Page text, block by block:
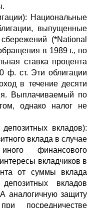
Национальные
выпущенные
(*National
в 1989 г., по
ставка процента
ф. ст. Эти облигации
в течение десяти
Выплачиваемый по
однако налог не
вкладов):
вклада в случае
финансового
вкладчиков в
от суммы вклада
вкладов
аналогичную защиту
посредничестве